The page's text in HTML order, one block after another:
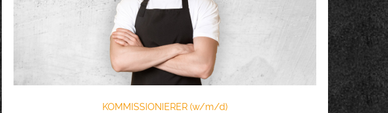
KOMMISSIONIERER (w/m/d)